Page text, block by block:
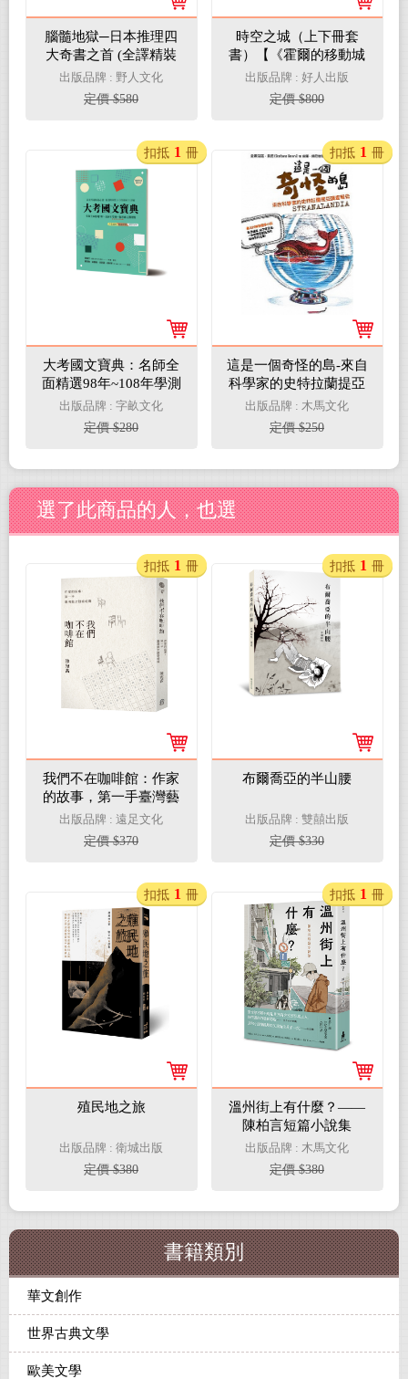
腦髓地獄─日本推理四
大奇書之首 (全譯精裝
版)
出版品牌 : 野人文化
定價 $580
時空之城（上下冊套
書）【《霍爾的移動城
堡》原作者另一部時空
穿越的冒險小說，台灣
首度出版】
出版品牌 : 好人出版
定價 $800
大考國文寶典：名師全
面精選98年~108年學測
+指考國文選擇題 素養
考題解題必讀：閱讀理
解題×分類題庫×詳解
出版品牌 : 字畝文化
定價 $280
扣抵 1 冊
這是一個奇怪的島-來自
科學家的史特拉蘭提亞
調查報告
出版品牌 : 木馬文化
定價 $250
扣抵 1 冊
選了此商品的人，也選
我們不在咖啡館：作家
的故事，第一手臺灣藝
文觀察報導
出版品牌 : 遠足文化
定價 $370
扣抵 1 冊
布爾喬亞的半山腰
出版品牌 : 雙囍出版
定價 $330
扣抵 1 冊
殖民地之旅
出版品牌 : 衛城出版
定價 $380
扣抵 1 冊
溫州街上有什麼？——
陳柏言短篇小說集
出版品牌 : 木馬文化
定價 $380
扣抵 1 冊
書籍類別
華文創作
世界古典文學
歐美文學